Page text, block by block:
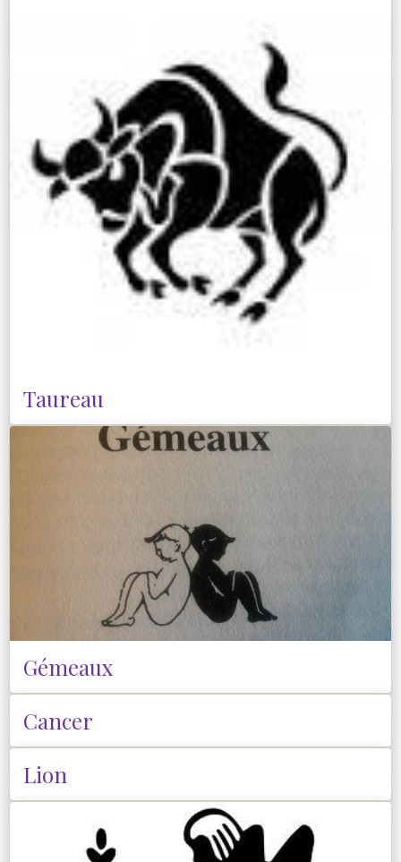
Taureau
Gémeaux
Cancer
Lion